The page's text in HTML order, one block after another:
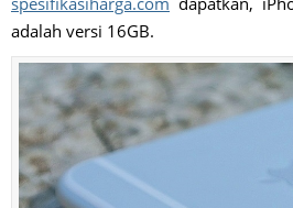
adalah versi 16GB.